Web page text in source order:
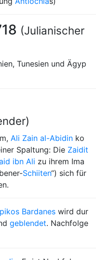
(Julianischer
Tunesien und Ägyp
Ali Zain al-Abidin ko
Spaltung: Die Zaidit
ibn Ali zu ihrem Ima
Schiiten“) sich für
Bardanes wird dur
geblendet. Nachfolge